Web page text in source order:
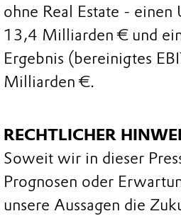
ohne Real Estate - einen
13,4 Milliarden € und
Ergebnis (bereinigtes
Milliarden €.
RECHTLICHER
Soweit wir in dieser
Prognosen oder
unsere Aussagen die